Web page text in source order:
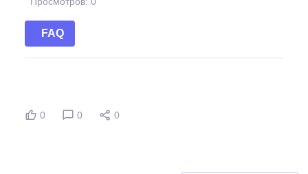
FAQ
0 0 0